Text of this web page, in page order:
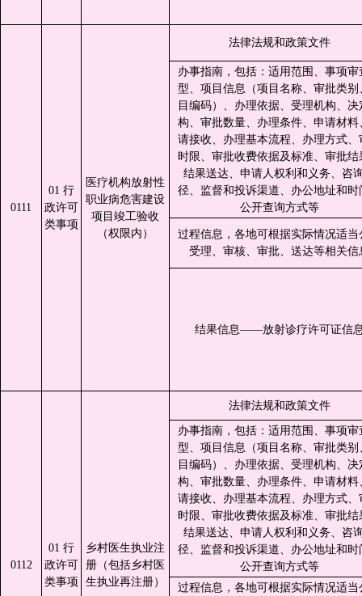
0111
01 行
政许可
类事项
医疗机构放射性
职业病危害建设
项目竣工验收
（权限内）
法律法规和政策文件
办事指南，包括：适用范围、事项审
型、项目信息（项目名称、审批类别
目编码）、办理依据、受理机构、决
构、审批数量、办理条件、申请材料
请接收、办理基本流程、办理方式、
时限、审批收费依据及标准、审批结
结果送达、申请人权利和义务、咨
径、监督和投诉渠道、办公地址和时
公开查询方式等
过程信息，各地可根据实际情况适当
受理、审核、审批、送达等相关信
结果信息——放射诊疗许可证信
0112
01 行
政许可
类事项
乡村医生执业注
册（包括乡村医
生执业再注册）
法律法规和政策文件
办事指南，包括：适用范围、事项审
型、项目信息（项目名称、审批类别
目编码）、办理依据、受理机构、决
构、审批数量、办理条件、申请材料
请接收、办理基本流程、办理方式、
时限、审批收费依据及标准、审批结
结果送达、申请人权利和义务、咨
径、监督和投诉渠道、办公地址和时
公开查询方式等
过程信息，各地可根据实际情况适当